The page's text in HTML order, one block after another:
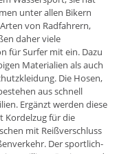
unter allen Bikern
von Radfahrern,
daher viele
für Surfer mit ein. Dazu
Materialien als auch
Die Hosen,
aus schnell
Ergänzt werden diese
Kordelzug für die
mit Reißverschluss
Der sportlich-